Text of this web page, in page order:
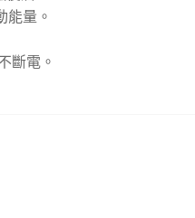
能量。
斷電。